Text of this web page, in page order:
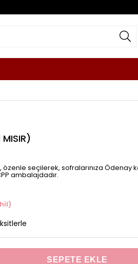
seçilerek, sofralarınıza Ödenay
ambalajdadır.